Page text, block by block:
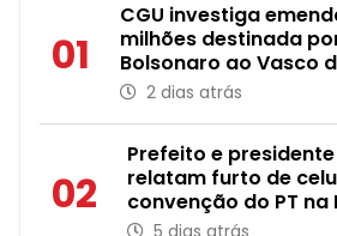
01
CGU investiga
milhões destinada
Bolsonaro ao Vasco
2 dias atrás
02
Prefeito e
relatam furto de
convenção do PT na
5 dias atrás